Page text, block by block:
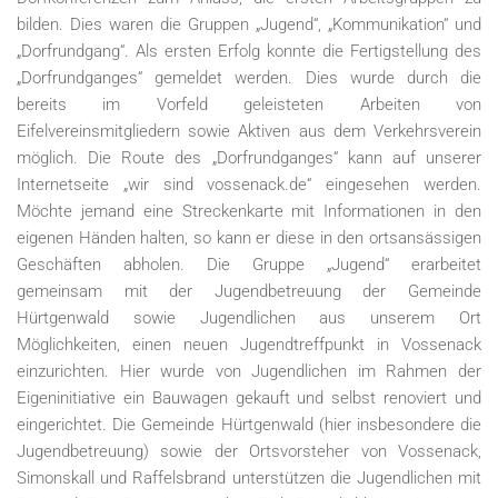
bilden. Dies waren die Gruppen „Jugend“, „Kommunikation“ und
„Dorfrundgang“. Als ersten Erfolg konnte die Fertigstellung des
„Dorfrundganges“ gemeldet werden. Dies wurde durch die
bereits im Vorfeld geleisteten Arbeiten von
Eifelvereinsmitgliedern sowie Aktiven aus dem Verkehrsverein
möglich. Die Route des „Dorfrundganges“ kann auf unserer
Internetseite „wir sind vossenack.de“ eingesehen werden.
Möchte jemand eine Streckenkarte mit Informationen in den
eigenen Händen halten, so kann er diese in den ortsansässigen
Geschäften abholen. Die Gruppe „Jugend“ erarbeitet
gemeinsam mit der Jugendbetreuung der Gemeinde
Hürtgenwald sowie Jugendlichen aus unserem Ort
Möglichkeiten, einen neuen Jugendtreffpunkt in Vossenack
einzurichten. Hier wurde von Jugendlichen im Rahmen der
Eigeninitiative ein Bauwagen gekauft und selbst renoviert und
eingerichtet. Die Gemeinde Hürtgenwald (hier insbesondere die
Jugendbetreuung) sowie der Ortsvorsteher von Vossenack,
Simonskall und Raffelsbrand unterstützen die Jugendlichen mit